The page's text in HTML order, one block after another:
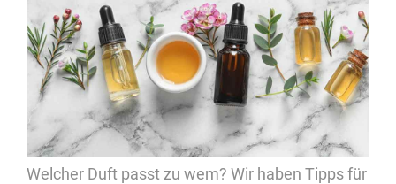
Welcher Duft passt zu wem? Wir haben Tipps für